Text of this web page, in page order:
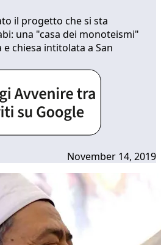
il progetto che si sta
una "casa dei monoteismi"
chiesa intitolata a San
November 14, 2019